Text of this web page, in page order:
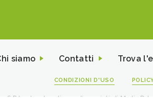
siamo Contatti Trova
CONDIZIONI D'USO
S.R.L. - I contenuti sono di proprietà di Media